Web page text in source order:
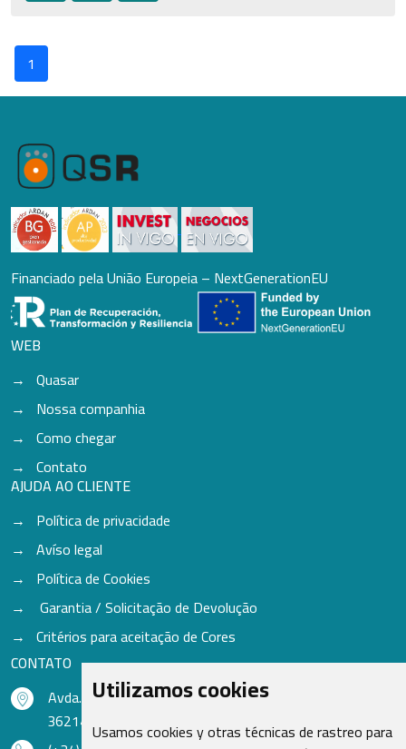
Utilizamos cookies
Usamos cookies y otras técnicas de rastreo para
1
Financiado pela União Europeia – NextGenerationEU
WEB
Quasar
Nossa companhia
Como chegar
Contato
AJUDA AO CLIENTE
Política de privacidade
Avíso legal
Política de Cookies
Garantia / Solicitação de Devolução
Critérios para aceitação de Cores
CONTATO
Avda. do Freixo - Sardoma, 13
36214 Vigo - Pontevedra - Espanha